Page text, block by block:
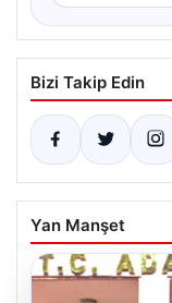
Bizi Takip Edin
Yan Manşet